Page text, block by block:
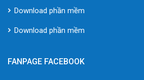
Download phần mềm
Download phần mềm
FANPAGE FACEBOOK